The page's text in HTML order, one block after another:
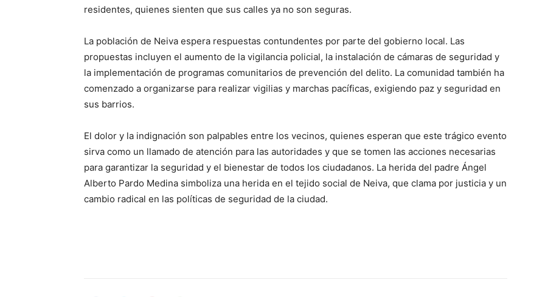
residentes, quienes sienten que sus calles ya no son seguras.
La población de Neiva espera respuestas contundentes por parte del gobierno local. Las
propuestas incluyen el aumento de la vigilancia policial, la instalación de cámaras de seguridad y
la implementación de programas comunitarios de prevención del delito. La comunidad también ha
comenzado a organizarse para realizar vigilias y marchas pacíficas, exigiendo paz y seguridad en
sus barrios.
El dolor y la indignación son palpables entre los vecinos, quienes esperan que este trágico evento
sirva como un llamado de atención para las autoridades y que se tomen las acciones necesarias
para garantizar la seguridad y el bienestar de todos los ciudadanos. La herida del padre Ángel
Alberto Pardo Medina simboliza una herida en el tejido social de Neiva, que clama por justicia y un
cambio radical en las políticas de seguridad de la ciudad.